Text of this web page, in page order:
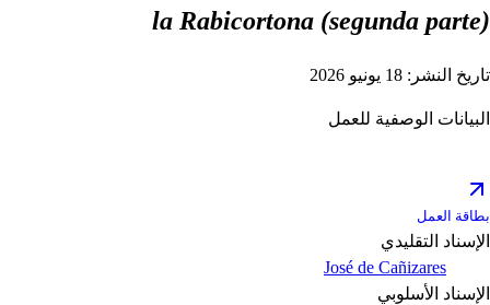
la Rabicortona (segunda parte)
تاريخ النشر: 18 يونيو 2026
البيانات الوصفية للعمل
بطاقة العمل
الإسناد التقليدي
José de Cañizares
الإسناد الأسلوبي